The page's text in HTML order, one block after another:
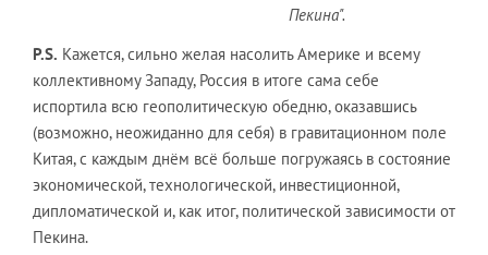
Пекина".
P.S. Кажется, сильно желая насолить Америке и всему
коллективному Западу, Россия в итоге сама себе
испортила всю геополитическую обедню, оказавшись
(возможно, неожиданно для себя) в гравитационном поле
Китая, с каждым днём всё больше погружаясь в состояние
экономической, технологической, инвестиционной,
дипломатической и, как итог, политической зависимости от
Пекина.